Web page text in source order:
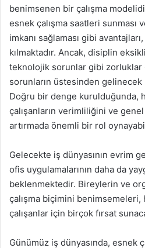
benimsenen bir çalışma
esnek çalışma saatleri sunması
imkanı sağlaması gibi
kılmaktadır. Ancak, disiplin
teknolojik sorunlar gibi zorluklar
sorunların üstesinden
Doğru bir denge kurulduğunda,
çalışanların verimliliğini ve
artırmada önemli bir rol
Gelecekte iş dünyasının evrim
ofis uygulamalarının daha da
beklenmektedir. Bireylerin ve
çalışma biçimini
çalışanlar için birçok fırsat
Günümüz iş dünyasında, esnek